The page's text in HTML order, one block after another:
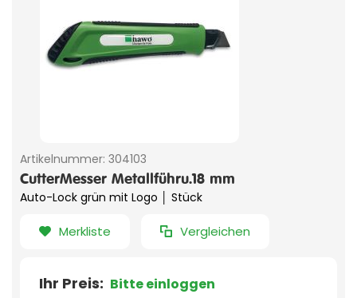
Artikelnummer: 304103
CutterMesser Metallführu.18 mm
Auto-Lock grün mit Logo │ Stück
Merkliste Vergleichen
Ihr Preis: Bitte einloggen